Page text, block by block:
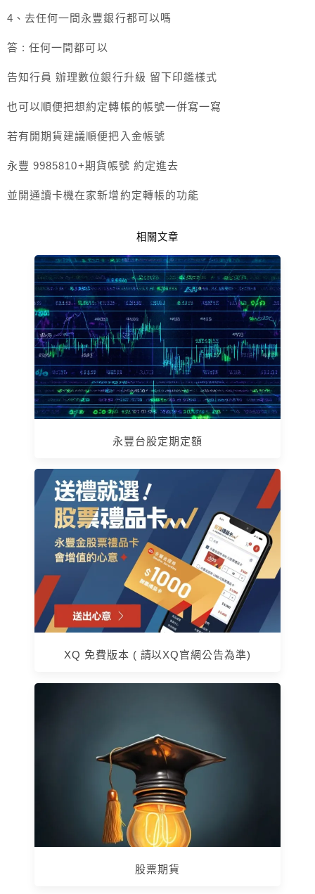
4、去任何一間永豐銀行都可以嗎
答 : 任何一間都可以
告知行員 辦理數位銀行升級 留下印鑑樣式
也可以順便把想約定轉帳的帳號一併寫一寫
若有開期貨建議順便把入金帳號
永豐 9985810+期貨帳號 約定進去
並開通讀卡機在家新增約定轉帳的功能
相關文章
永豐台股定期定額
XQ 免費版本 ( 請以XQ官網公告為準)
股票期貨